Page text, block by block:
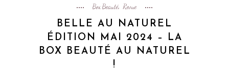
Box Beauté, Revue
BELLE AU NATUREL
ÉDITION MAI 2024 – LA
BOX BEAUTÉ AU NATUREL
!